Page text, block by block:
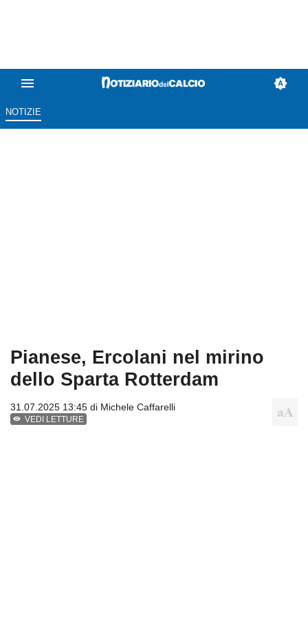
NOTIZIE
Pianese, Ercolani nel mirino
dello Sparta Rotterdam
31.07.2025 13:45 di Michele Caffarelli
VEDI LETTURE